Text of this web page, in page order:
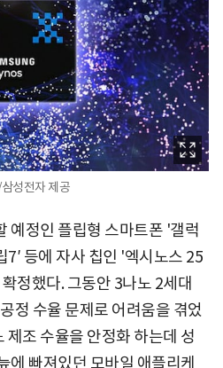
성전자 제공
예정인 플립형 스마트폰 '갤럭
등에 자사 칩인 '엑시노스 25
정했다. 그동안 3나노 2세대
정 수율 문제로 어려움을 겪었
제조 수율을 안정화 하는데 성
에 빠져있던 모바일 애플리케